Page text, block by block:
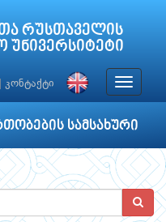
რუსთაველის
უნივერსიტეტი
კონტაქტი
Toggle
სამსახური